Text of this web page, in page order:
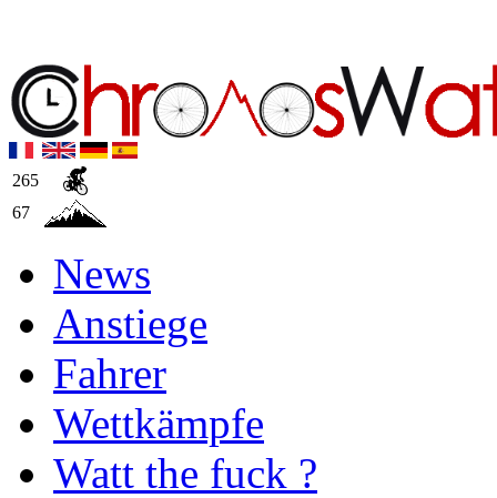
265
67
News
Anstiege
Fahrer
Wettkämpfe
Watt the fuck ?